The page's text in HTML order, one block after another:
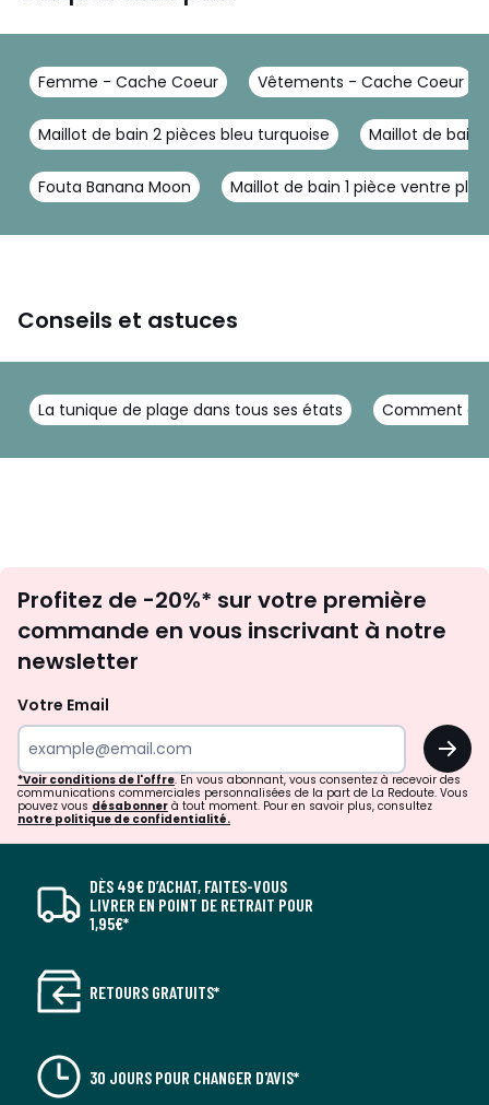
Femme - Cache Coeur Vêtements - Cache Coeur
Maillot de bain 2 pièces bleu turquoise Maillot de bain
Fouta Banana Moon Maillot de bain 1 pièce ventre plat
Conseils et astuces
La tunique de plage dans tous ses états Comment
newsletter
Profitez de -20%* sur votre première
commande en vous inscrivant à notre
newsletter
Votre Email
OK
*Voir conditions de l'offre. En vous abonnant, vous consentez à recevoir des
communications commerciales personnalisées de la part de La Redoute. Vous
pouvez vous désabonner à tout moment. Pour en savoir plus, consultez
notre politique de confidentialité.
DÈS 49€ D’ACHAT, FAITES-VOUS
LIVRER EN POINT DE RETRAIT POUR
1,95€*
RETOURS GRATUITS*
30 JOURS POUR CHANGER D'AVIS*